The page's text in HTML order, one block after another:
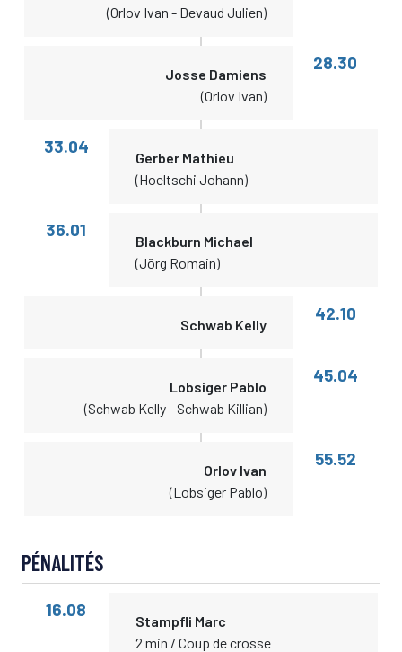
(Orlov Ivan - Devaud Julien)
Josse Damiens
(Orlov Ivan)
28.30
33.04
Gerber Mathieu
(Hoeltschi Johann)
36.01
Blackburn Michael
(Jörg Romain)
Schwab Kelly
42.10
Lobsiger Pablo
(Schwab Kelly - Schwab Killian)
45.04
Orlov Ivan
(Lobsiger Pablo)
55.52
PÉNALITÉS
16.08
Stampfli Marc
2 min / Coup de crosse